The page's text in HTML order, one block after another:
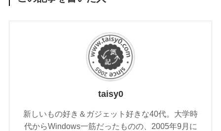
taisy0
新しいもの好き＆ガジェット好きな40代。大学時
代からWindows一筋だったものの、2005年9月に